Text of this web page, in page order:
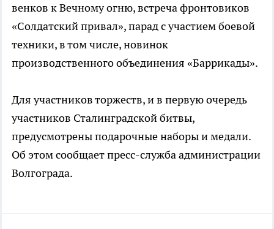
венков к Вечному огню, встреча фронтовиков
«Солдатский привал», парад с участием боевой
техники, в том числе, новинок
производственного объединения «Баррикады».
Для участников торжеств, и в первую очередь
участников Сталинградской битвы,
предусмотрены подарочные наборы и медали.
Об этом сообщает пресс-служба администрации
Волгограда.